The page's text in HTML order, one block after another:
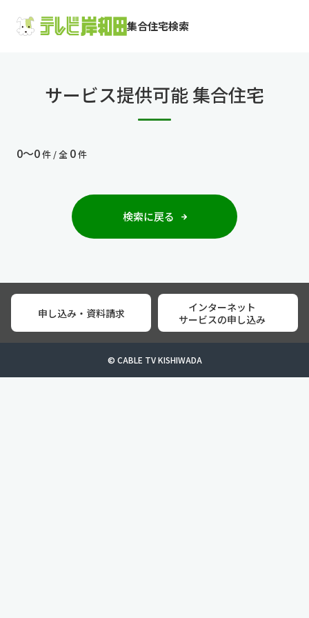
集合住宅検索
サービス提供可能 集合住宅
0〜0件 / 全 0件
検索に戻る
申し込み・資料請求
インターネット
サービスの申し込み
© CABLE TV KISHIWADA